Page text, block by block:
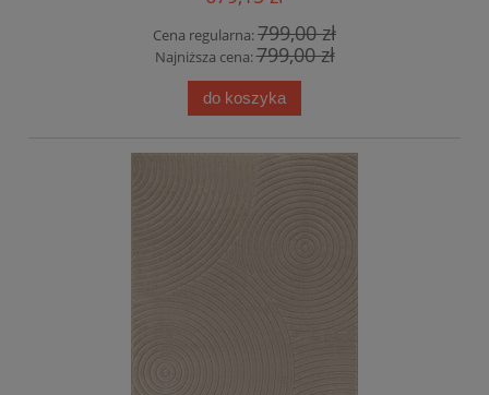
Cena regularna:799,00 zł
Najniższa cena:799,00 zł
do koszyka